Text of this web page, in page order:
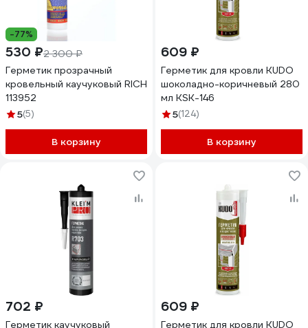
-77%
530 ₽2 300 ₽
Герметик прозрачный
кровельный каучуковый RICH
113952
5(5)
В корзину
609 ₽
Герметик для кровли KUDO
шоколадно-коричневый 280
мл KSK-146
5(124)
В корзину
702 ₽
Герметик каучуковый
609 ₽
Герметик для кровли KUDO